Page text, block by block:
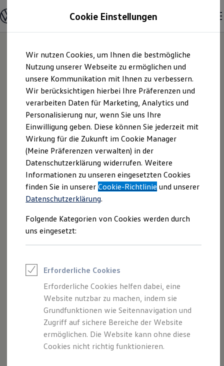
Hauptinhalt
springen
Footer
springen
Modelle und Konfigurator
Konfigurator
Modelle vergleichen
Elektroautos
ENERGY Sondermodelle
Nutzfahrzeuge
SUV und CUV
Familienautos
Kombis
Kompaktwagen
Sportwagen
Schnell verfügbare Fahrzeuge
Angebote und Produkte
Aktuelle Angebote
E-Auto-Förderung
Volkswagen Marktplatz
Die ENERGY Sondermodelle
Junge Gebrauchtwagen und Gebrauchtwagen
Volkswagen Zertifizierte Gebrauchtwagen
Elektromobilität bei Gebrauchtwagen
Saisonangebote
Reifenpakete
Leasing
Leasing-Angebote
Elektroauto Leasing
Kleinwagen-Leasing
Leasing ohne Anzahlung
Finanzierung
Autokredit mit Schlussrate
Versicherungen und Garantien
Kfz-Versicherung
Restschuldversicherungen
Garantien
BaderMainzl GmbH
& Co. KG |
Impressum &
Rechtliches
Hier finden Sie Informationen über uns
(BaderMainzl GmbH & Co. KG) als
verantwortlichen Anbieter von Inhalten
und Angeboten, die auf dieser Website
Impressum
Datenschutzerklärung
Nutzung von Terminbuchung Online
Cookie Einstellungen
Wir nutzen Cookies, um Ihnen die bestmögliche
Nutzung unserer Webseite zu ermöglichen und
unsere Kommunikation mit Ihnen zu verbessern.
Wir berücksichtigen hierbei Ihre Präferenzen und
verarbeiten Daten für Marketing, Analytics und
Personalisierung nur, wenn Sie uns Ihre
Einwilligung geben. Diese können Sie jederzeit mit
Wirkung für die Zukunft im Cookie Manager
(Meine Präferenzen verwalten) in der
Datenschutzerklärung widerrufen. Weitere
Informationen zu unseren eingesetzten Cookies
finden Sie in unsererCookie-Richtlinie und unserer
Datenschutzerklärung.
Folgende Kategorien von Cookies werden durch
uns eingesetzt:
Erforderliche Cookies
Erforderliche Cookies helfen dabei, eine
Website nutzbar zu machen, indem sie
Grundfunktionen wie Seitennavigation und
Zugriff auf sichere Bereiche der Website
ermöglichen. Die Website kann ohne diese
Cookies nicht richtig funktionieren.